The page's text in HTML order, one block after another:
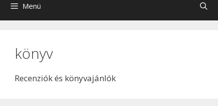
Menü
könyv
Recenziók és könyvajánlók